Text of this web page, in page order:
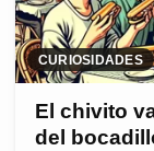
CURIOSIDADES
El chivito
del